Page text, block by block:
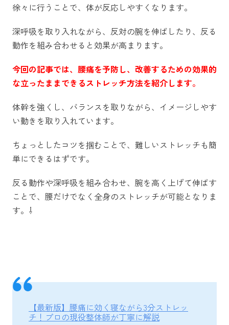
徐々に行うことで、体が反応しやすくなります。
深呼吸を取り入れながら、反対の腕を伸ばしたり、反る
動作を組み合わせると効果が高まります。
今回の記事では、腰痛を予防し、改善するための効果的
な立ったままできるストレッチ方法を紹介します。
体幹を強くし、バランスを取りながら、イメージしやす
い動きを取り入れています。
ちょっとしたコツを掴むことで、難しいストレッチも簡
単にできるはずです。
反る動作や深呼吸を組み合わせ、腕を高く上げて伸ばす
ことで、腰だけでなく全身のストレッチが可能となりま
す。⇩
【最新版】腰痛に効く寝ながら3分ストレッ
チ！プロの現役整体師が丁寧に解説